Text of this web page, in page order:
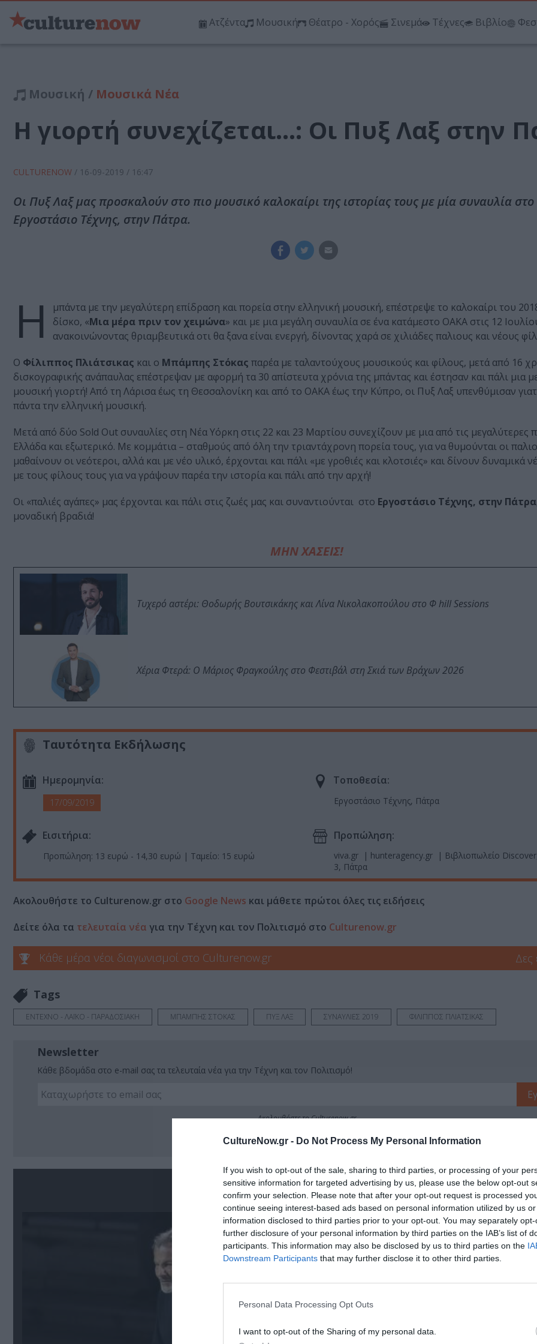
CultureNow.gr - Do Not Process My Personal Information
If you wish to opt-out of the sale, sharing to third parties, or processing of your
sensitive information for targeted advertising by us, please use the below opt-out
confirm your selection. Please note that after your opt-out request is processed
continue seeing interest-based ads based on personal information utilized by us
information disclosed to third parties prior to your opt-out. You may separately
further disclosure of your personal information by third parties on the IAB’s list of
participants. This information may also be disclosed by us to third parties on the
Downstream Participants that may further disclose it to other third parties.
Personal Data Processing Opt Outs
I want to opt-out of the Sharing of my personal data.
Ατζέντα Μουσική Θέατρο - Χορός Σινεμά Τέχνες Βιβλίο
Μουσική / Μουσικά Νέα
Η γιορτή συνεχίζεται…: Οι Πυξ Λαξ στην
CULTURENOW / 16-09-2019 / 16:47
Οι Πυξ Λαξ μας προσκαλούν στο πιο μουσικό καλοκαίρι της ιστορίας τους με μία συναυλία στο
Εργοστάσιο Τέχνης, στην Πάτρα.
H
μπάντα με την μεγαλύτερη επίδραση και πορεία στην ελληνική μουσική, επέστρεψε το καλοκαίρι του
δίσκο, «Μια μέρα πριν τον χειμώνα» και με μια μεγάλη συναυλία σε ένα κατάμεστο ΟΑΚΑ στις 12
ανακοινώνοντας θριαμβευτικά οτι θα ξανα είναι ενεργή, δίνοντας χαρά σε χιλιάδες παλιους και νέους
Ο Φίλιππος Πλιάτσικας και ο Μπάμπης Στόκας παρέα με ταλαντούχους μουσικούς και φίλους, μετά από 16
δισκογραφικής ανάπαυλας επέστρεψαν με αφορμή τα 30 απίστευτα χρόνια της μπάντας και έστησαν και πάλι μια
μουσική γιορτή! Από τη Λάρισα έως τη Θεσσαλονίκη και από το ΟΑΚΑ έως την Κύπρο, οι Πυξ Λαξ υπενθύμισαν
πάντα την ελληνική μουσική.
Μετά από δύο Sold Out συναυλίες στη Νέα Υόρκη στις 22 και 23 Μαρτίου συνεχίζουν με μια από τις μεγαλύτερες
Ελλάδα και εξωτερικό. Με κομμάτια – σταθμούς από όλη την τριαντάχρονη πορεία τους, για να θυμούνται οι
μαθαίνουν οι νεότεροι, αλλά και με νέο υλικό, έρχονται και πάλι «με γροθιές και κλοτσιές» και δίνουν δυναμικά
με τους φίλους τους για να γράψουν παρέα την ιστορία και πάλι από την αρχή!
Οι «παλιές αγάπες» μας έρχονται και πάλι στις ζωές μας και συναντιούνται στο Εργοστάσιο Τέχνης, στην
μοναδική βραδιά!
ΜΗΝ ΧΑΣΕΙΣ!
Τυχερό αστέρι: Θοδωρής Βουτσικάκης και Λίνα Νικολακοπούλου στο Φ hill Sessions
Χέρια Φτερά: Ο Μάριος Φραγκούλης στο Φεστιβάλ στη Σκιά των Βράχων 2026
Ταυτότητα Εκδήλωσης
Ημερομηνία:
17/09/2019
Τοποθεσία:
Εργοστάσιο Τέχνης, Πάτρα
Eισιτήρια:
Προπώληση: 13 ευρώ - 14,30 ευρώ | Ταμείο: 15 ευρώ
Προπώληση:
viva.gr | hunteragency.gr | Βιβλιοπωλείο
3, Πάτρα
Ακολουθήστε το Culturenow.gr στο Google News και μάθετε πρώτοι όλες τις ειδήσεις
Δείτε όλα τα τελευταία νέα για την Τέχνη και τον Πολιτισμό στο Culturenow.gr
Κάθε μέρα νέοι διαγωνισμοί στο Culturenow.gr
Tags
ΕΝΤΕΧΝΟ - ΛΑΪΚΟ - ΠΑΡΑΔΟΣΙΑΚΗ ΜΠΑΜΠΗΣ ΣΤΟΚΑΣ ΠΥΞ ΛΑΞ ΣΥΝΑΥΛΙΕΣ 2019 ΦΙΛΙΠΠΟΣ ΠΛΙΑΤΣΙΚΑΣ
Newsletter
Κάθε βδομάδα στο e-mail σας τα τελευταία νέα για την Τέχνη και τον Πολιτισμό!
Ακολουθήστε το Culturenow.gr
Σχετικά Άρθρα